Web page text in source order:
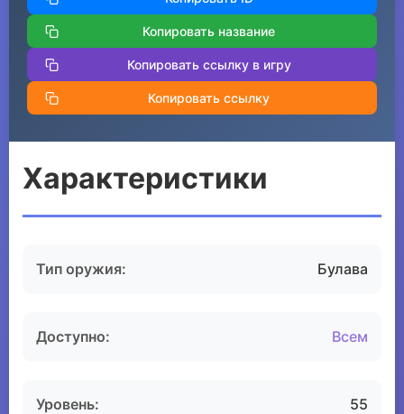
Копировать название
Копировать ссылку в игру
Копировать ссылку
Характеристики
Тип оружия: Булава
Доступно: Всем
Уровень: 55